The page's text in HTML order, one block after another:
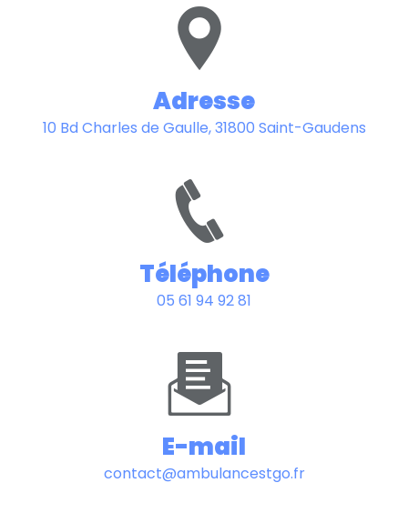
Adresse
10 Bd Charles de Gaulle, 31800 Saint-Gaudens
Téléphone
05 61 94 92 81
E-mail
contact@ambulancestgo.fr